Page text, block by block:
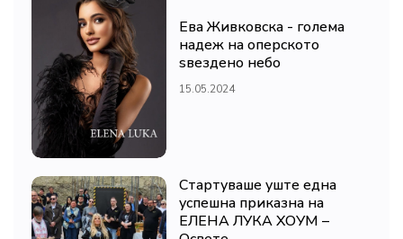
Ева Живковска - голема
надеж на оперското
ѕвездено небо
15.05.2024
Стартуваше уште една
успешна приказна на
ЕЛЕНА ЛУКА ХОУМ –